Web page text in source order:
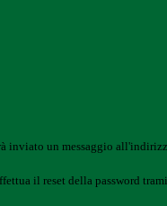
inviato un messaggio
il reset della password